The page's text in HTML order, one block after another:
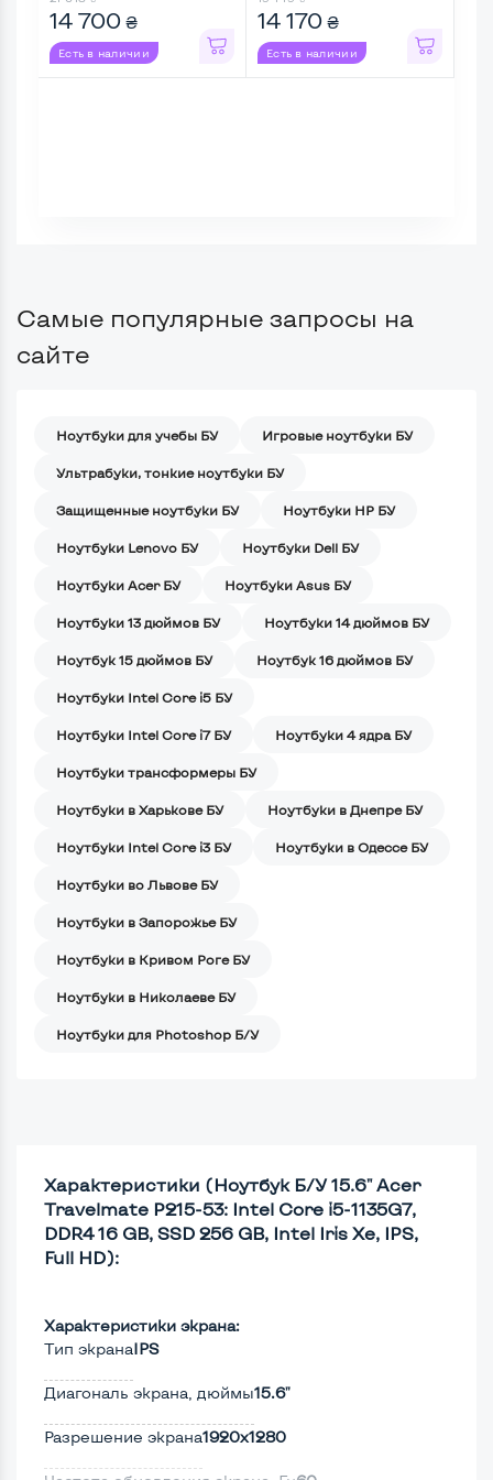
14 700 ₴
Есть в наличии
14 170 ₴
Есть в наличии
Самые популярные запросы на
сайте
Ноутбуки для учебы БУ Игровые ноутбуки БУ
Ультрабуки, тонкие ноутбуки БУ
Защищенные ноутбуки БУ Ноутбуки HP БУ
Ноутбуки Lenovo БУ Ноутбуки Dell БУ
Ноутбуки Acer БУ Ноутбуки Asus БУ
Ноутбуки 13 дюймов БУ Ноутбуки 14 дюймов БУ
Ноутбук 15 дюймов БУ Ноутбук 16 дюймов БУ
Ноутбуки Intel Core i5 БУ
Ноутбуки Intel Core i7 БУ Ноутбуки 4 ядра БУ
Ноутбуки трансформеры БУ
Ноутбуки в Харькове БУ Ноутбуки в Днепре БУ
Ноутбуки Intel Core i3 БУ Ноутбуки в Одессе БУ
Ноутбуки во Львове БУ
Ноутбуки в Запорожье БУ
Ноутбуки в Кривом Роге БУ
Ноутбуки в Николаеве БУ
Ноутбуки для Photoshop Б/У
Характеристики (Ноутбук Б/У 15.6" Acer
Travelmate P215-53: Intel Core i5-1135G7,
DDR4 16 GB, SSD 256 GB, Intel Iris Xe, IPS,
Full HD):
Характеристики экрана:
Тип экранаIPS
Диагональ экрана, дюймы15.6"
Разрешение экрана1920x1280